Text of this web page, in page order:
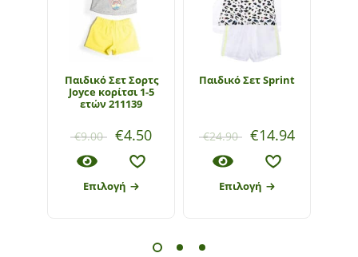
Παιδικό Σετ Σορτς
Joyce κορίτσι 1-5
ετών 211139
€9.00 €4.50
Επιλογή
Παιδικό Σετ Sprint
€24.90 €14.94
Επιλογή